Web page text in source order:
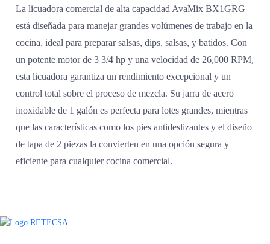
La licuadora comercial de alta capacidad AvaMix BX1GRG
está diseñada para manejar grandes volúmenes de trabajo en la
cocina, ideal para preparar salsas, dips, salsas, y batidos. Con
un potente motor de 3 3/4 hp y una velocidad de 26,000 RPM,
esta licuadora garantiza un rendimiento excepcional y un
control total sobre el proceso de mezcla. Su jarra de acero
inoxidable de 1 galón es perfecta para lotes grandes, mientras
que las características como los pies antideslizantes y el diseño
de tapa de 2 piezas la convierten en una opción segura y
eficiente para cualquier cocina comercial.